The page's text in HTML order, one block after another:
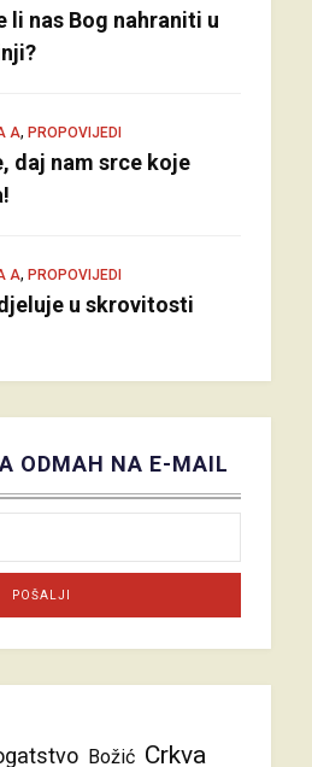
li nas Bog nahraniti u
A, PROPOVIJEDI
daj nam srce koje
A, PROPOVIJEDI
u skrovitosti
ODMAH NA E-MAIL
Božić Crkva